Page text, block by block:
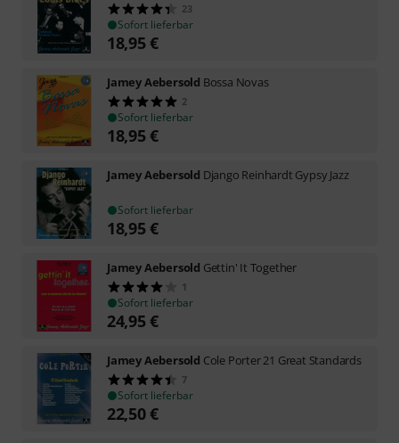
23
Sofort lieferbar
18,95€
Jamey Aebersold Bossa Novas
2
Sofort lieferbar
18,95€
Jamey Aebersold Django Reinhardt Gypsy Jazz
Sofort lieferbar
18,95€
Jamey Aebersold Gettin' It Together
1
Sofort lieferbar
24,95€
Jamey Aebersold Cole Porter 21 Great Standards
7
Sofort lieferbar
22,50€